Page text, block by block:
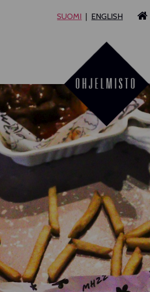
SUOMI ENGLISH
OFF TAMPERE